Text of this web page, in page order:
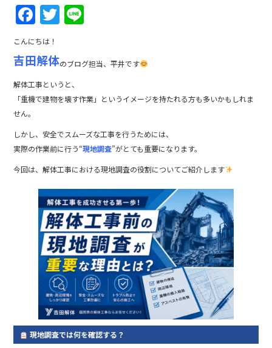
F
a
c
e
b
o
o
k
T
w
itt
er
e
こんにちは！
吉田解体のブログ担当、平井です
解体工事というと、
「重機で建物を壊す作業」というイメージを持たれる方も多いかもしれま
せん。
しかし、安全でスムーズな工事を行うためには、
実際の作業前に行う“現地調査”がとても重要になります。
今回は、解体工事における現地調査の役割についてご紹介します
現地調査では何を確認する？